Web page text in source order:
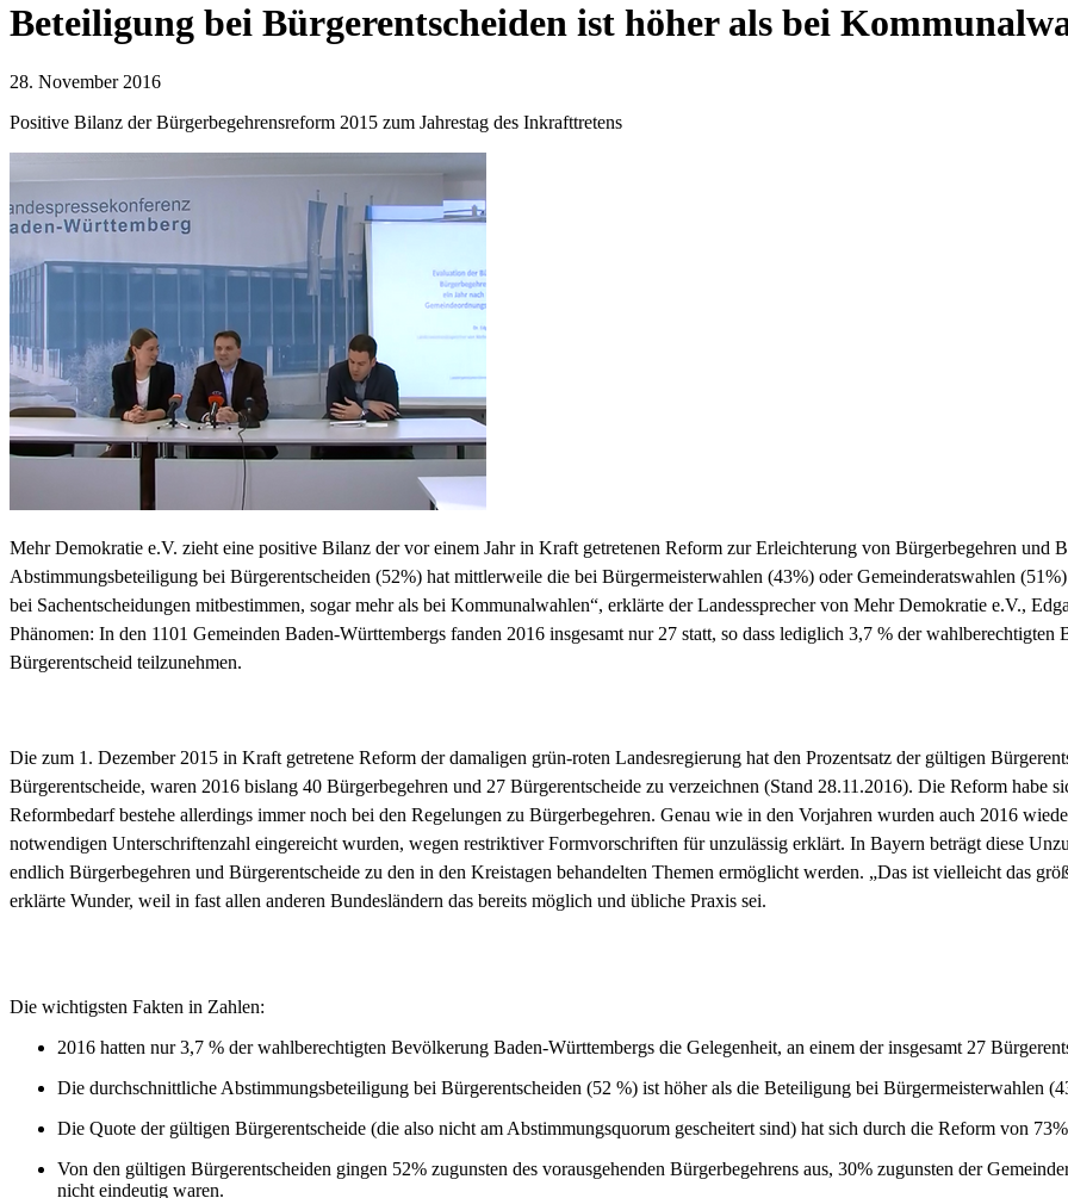
Beteiligung bei Bürgerentscheiden ist höher als bei
28. November 2016
Positive Bilanz der Bürgerbegehrensreform 2015 zum Jahrestag des Inkrafttretens
Mehr Demokratie e.V. zieht eine positive Bilanz der vor einem Jahr in Kraft getretenen Reform zur Erleichterung von Bürgerbegehren und
Abstimmungsbeteiligung bei Bürgerentscheiden (52%) hat mittlerweile die bei Bürgermeisterwahlen (43%) oder Gemeinderatswahlen
bei Sachentscheidungen mitbestimmen, sogar mehr als bei Kommunalwahlen“, erklärte der Landessprecher von Mehr Demokratie e.V.,
Phänomen: In den 1101 Gemeinden Baden-Württembergs fanden 2016 insgesamt nur 27 statt, so dass lediglich 3,7 % der wahlberechtigten
Bürgerentscheid teilzunehmen.
Die zum 1. Dezember 2015 in Kraft getretene Reform der damaligen grün-roten Landesregierung hat den Prozentsatz der gültigen
Bürgerentscheide, waren 2016 bislang 40 Bürgerbegehren und 27 Bürgerentscheide zu verzeichnen (Stand 28.11.2016). Die Reform habe
Reformbedarf bestehe allerdings immer noch bei den Regelungen zu Bürgerbegehren. Genau wie in den Vorjahren wurden auch 2016
notwendigen Unterschriftenzahl eingereicht wurden, wegen restriktiver Formvorschriften für unzulässig erklärt. In Bayern beträgt diese
endlich Bürgerbegehren und Bürgerentscheide zu den in den Kreistagen behandelten Themen ermöglicht werden. „Das ist vielleicht das
erklärte Wunder, weil in fast allen anderen Bundesländern das bereits möglich und übliche Praxis sei.
Die wichtigsten Fakten in Zahlen:
2016 hatten nur 3,7 % der wahlberechtigten Bevölkerung Baden-Württembergs die Gelegenheit, an einem der insgesamt 27
Die durchschnittliche Abstimmungsbeteiligung bei Bürgerentscheiden (52 %) ist höher als die Beteiligung bei Bürgermeisterwahlen
Die Quote der gültigen Bürgerentscheide (die also nicht am Abstimmungsquorum gescheitert sind) hat sich durch die Reform von
Von den gültigen Bürgerentscheiden gingen 52% zugunsten des vorausgehenden Bürgerbegehrens aus, 30% zugunsten der
nicht eindeutig waren.